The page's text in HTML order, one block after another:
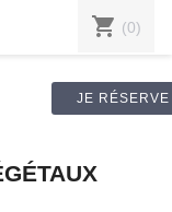
shopping_cart (0)
JE RÉSERVE